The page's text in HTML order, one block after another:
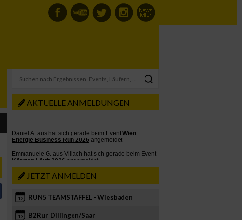
AKTUELLE ANMELDUNGEN
JETZT ANMELDEN
12 RUN5 TEAMSTAFFEL - Wiesbaden
13 B2Run Dillingen/Saar